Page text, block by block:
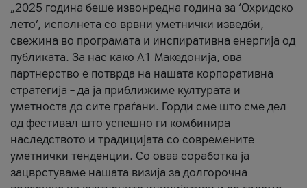
„2025 година беше извонредна година за ‘Охридско
лето’, исполнета со врвни уметнички изведби,
свежина во програмата и инспиративна енергија од
публиката. За нас како A1 Македонија, ова
партнерство е потврда на нашата корпоративна
стратегија – да ја приближиме културата и
уметноста до сите граѓани. Горди сме што сме дел
од фестивал што успешно ги комбинира
наследството и традицијата со современите
уметнички тенденции. Со оваа соработка ја
зацврстуваме нашата визија за долгорочна